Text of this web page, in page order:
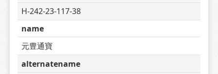
H-242-23-117-38
name
元豊通寶
alternatename